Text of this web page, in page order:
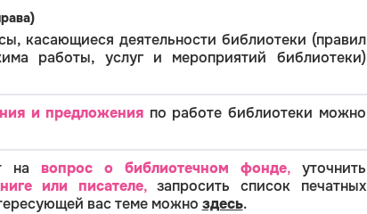
касающиеся деятельности библиотеки (правил
работы, услуг и мероприятий библиотеки)
и предложения по работе библиотеки можно
на вопрос о библиотечном фонде,уточнить
или писателе, запросить список печатных
вас теме можно здесь.